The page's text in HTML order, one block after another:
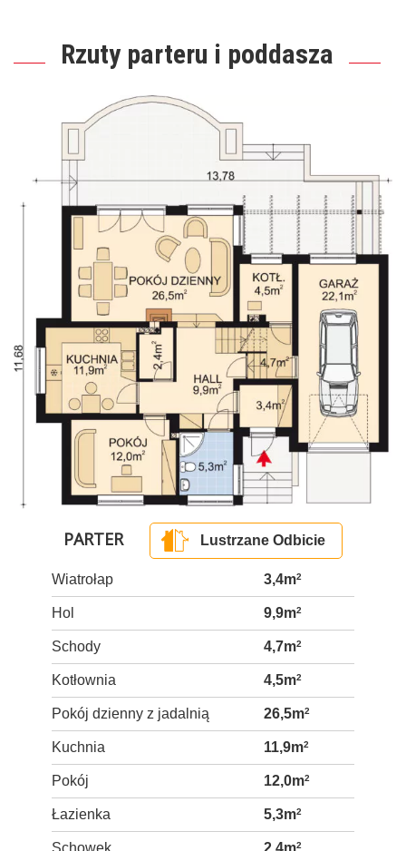
Rzuty parteru i poddasza
PARTER Lustrzane Odbicie
Wiatrołap 3,4m2
Hol 9,9m2
Schody 4,7m2
Kotłownia 4,5m2
Pokój dzienny z jadalnią 26,5m2
Kuchnia 11,9m2
Pokój 12,0m2
Łazienka 5,3m2
Schowek 2,4m2